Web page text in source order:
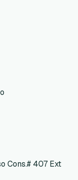
Cons.# 407 Ext